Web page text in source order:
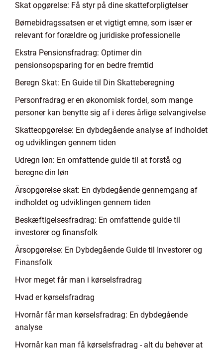
Skat opgørelse: Få styr på dine skatteforpligtelser
Børnebidragssatsen er et vigtigt emne, som især er
relevant for forældre og juridiske professionelle
Ekstra Pensionsfradrag: Optimer din
pensionsopsparing for en bedre fremtid
Beregn Skat: En Guide til Din Skatteberegning
Personfradrag er en økonomisk fordel, som mange
personer kan benytte sig af i deres årlige selvangivelse
Skatteopgørelse: En dybdegående analyse af indholdet
og udviklingen gennem tiden
Udregn løn: En omfattende guide til at forstå og
beregne din løn
Årsopgørelse skat: En dybdegående gennemgang af
indholdet og udviklingen gennem tiden
Beskæftigelsesfradrag: En omfattende guide til
investorer og finansfolk
Årsopgørelse: En Dybdegående Guide til Investorer og
Finansfolk
Hvor meget får man i kørselsfradrag
Hvad er kørselsfradrag
Hvornår får man kørselsfradrag: En dybdegående
analyse
Hvornår kan man få kørselsfradrag - alt du behøver at